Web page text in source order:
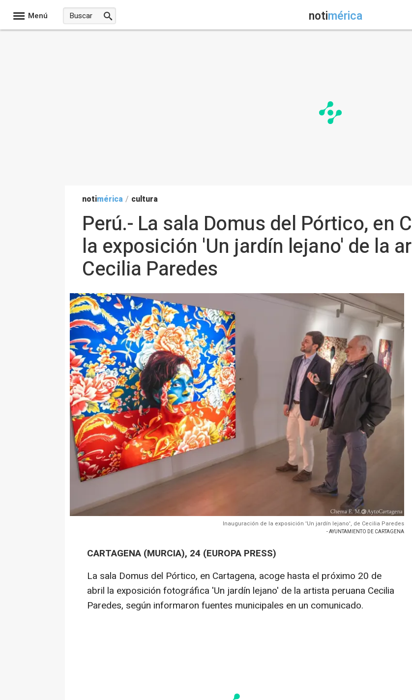
Menú notimérica
notimérica / cultura
Perú.- La sala Domus del Pórtico, en
la exposición 'Un jardín lejano' de la
Cecilia Paredes
Inauguración de la exposición 'Un jardín lejano', de Cecilia Paredes
- AYUNTAMIENTO DE CARTAGENA
CARTAGENA (MURCIA), 24 (EUROPA PRESS)
La sala Domus del Pórtico, en Cartagena, acoge hasta el próximo 20 de
abril la exposición fotográfica 'Un jardín lejano' de la artista peruana Cecilia
Paredes, según informaron fuentes municipales en un comunicado.